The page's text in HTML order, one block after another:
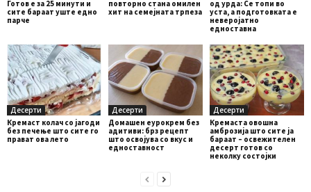
Готов е за 25 минути и
сите бараат уште едно
парче
повторно стана омилен
хит на семејната трпеза
од урда: Се топи во
уста, а подготовката е
неверојатно
едноставна
Десерти
Кремаст колач со јагоди
без печење што сите го
прават ова лето
Десерти
Домашен еурокрем без
адитиви: брз рецепт
што освојува со вкус и
едноставност
Десерти
Кремаста овошна
амброзија што сите ја
бараат – освежителен
десерт готов со
неколку состојки